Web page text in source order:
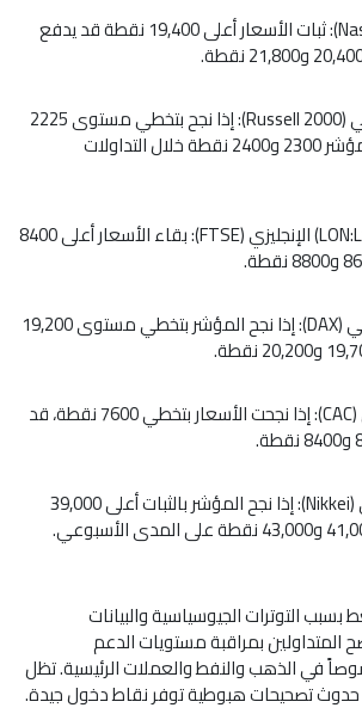
): ثبات الأسعار أعلى 19,400 نقطة قد يدفع
• مؤشر راسل الأمريكي (Russell 2000): إذا نجح بتخطي مستوى 2225
نقطة، قد يستهدف المؤشر 2300 و2400 نقطة خلال التداولات
) الإنجليزي (FTSE): بقاء الأسعار أعلى 8400
الألماني (DAX): إذا نجح المؤشر بتخطي مستوى 19,200
(CAC): إذا نجحت الأسعار بتخطي 7600 نقطة، قد
الياباني (Nikkei): إذا نجح المؤشر بالثبات أعلى 39,000
التوترات الجيوسياسية والبيانات
المتداولين بمراقبة مستويات الدعم
في الذهب والنفط والعملات الرئيسية. تظل
تصحيحات هبوطية توفر نقاط دخول جيدة.